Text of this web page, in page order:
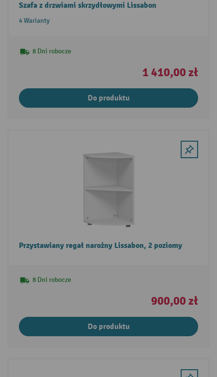
Szafa z drzwiami skrzydłowymi Lissabon
4 Warianty
8 Dni robocze
1 410,00 zł
Do produktu
Przystawiany regał narożny Lissabon, 2 poziomy
8 Dni robocze
900,00 zł
Do produktu